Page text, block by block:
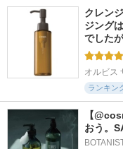
クレン
ジング
でした
オルビス
ランキン
【
おう。